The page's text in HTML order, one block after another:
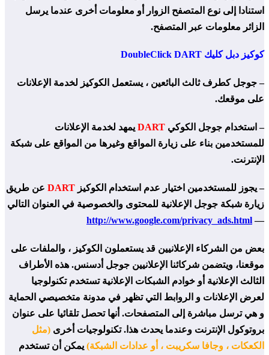
استنادا إلى نوع المتصفح الزوار أو معلومات أخرى عندما يرسل
الزائر معلومات عبر المتصفح.
كوكيز دبل كليك DoubleClick DART
– جوجل كطرف ثالث البائعين ، يستعمل الكوكيز لخدمة الإعلانات
على موقعك.
– استخدام جوجل الكوكي
يمهد لخدمة الإعلانات
للمستخدمين بناء على زيارة المواقع وغيرها من المواقع على شبكة
الإنترنت.
– يجوز للمستخدمين اختيار عدم استخدام الكوكيز DART عن طريق
زيارة شبكة جوجل الإعلانية للمحتوى والخصوصية في العنوان التالي
—
http://www.google.com/privacy_ads.html
بعض من الشركاء الإعلانيين قد يستعملون الكوكيز ، والملفات على
موقعنا، ويتضمن شركائنا الإعلانيين جوجل أدسنس. هذه الأطراف
الثالث الإعلانية أو خوادم الشبكات الإعلانية تستخدم تكنولوجيا
لعرض الإعلانات و الروابط التي تظهر في مدونة متخصيصي الحماية
و هي ترسل مباشرة إلى المتصفحات. أنها تحصل تلقائيا على عنوان
بروتوكول الإنترنت وعندما يحدث هذا. تكنولوجيات أخرى (مثل
الكعكات ، وجافا سكريبت ، أو عدادات الشبكة) يمكن أن تستخدم